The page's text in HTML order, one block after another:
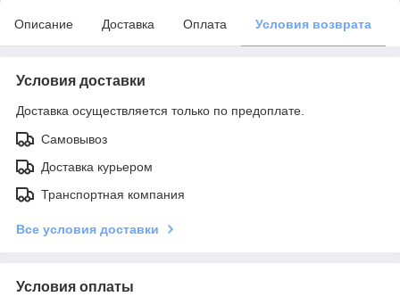
Описание Доставка Оплата Условия возврата
Условия доставки
Доставка осуществляется только по предоплате.
Самовывоз
Доставка курьером
Транспортная компания
Все условия доставки
Условия оплаты